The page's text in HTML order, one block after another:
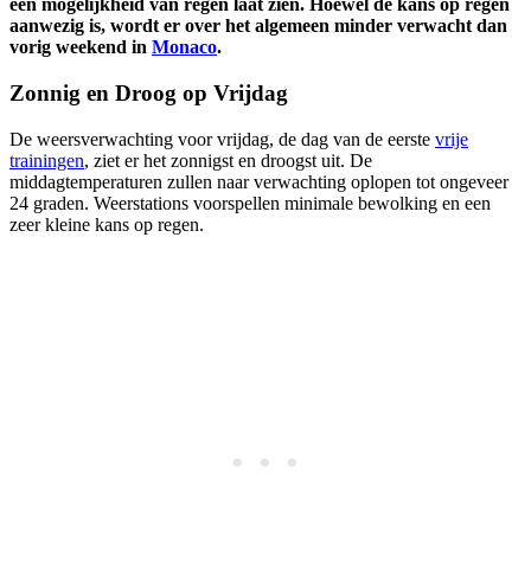
een mogelijkheid van regen laat zien. Hoewel de kans op regen
aanwezig is, wordt er over het algemeen minder verwacht dan
vorig weekend in Monaco​.
Zonnig en Droog op Vrijdag
De weersverwachting voor vrijdag, de dag van de eerste vrije
trainingen, ziet er het zonnigst en droogst uit. De
middagtemperaturen zullen naar verwachting oplopen tot ongeveer
24 graden. Weerstations voorspellen minimale bewolking en een
zeer kleine kans op regen​.